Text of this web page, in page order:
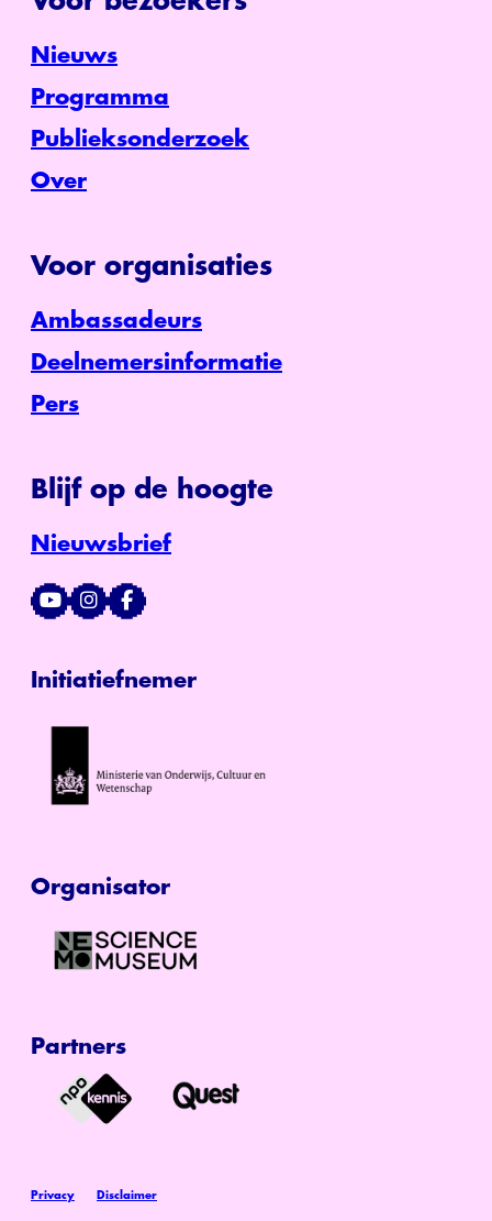
Nieuws
Programma
Publieksonderzoek
Over
Voor organisaties
Ambassadeurs
Deelnemersinformatie
Pers
Blijf op de hoogte
Nieuwsbrief
Initiatiefnemer
Organisator
Partners
Privacy Disclaimer